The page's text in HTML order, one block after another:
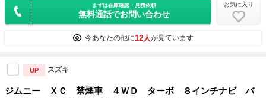
まずは在庫確認・見積依頼
無料通話でお問い合わせ
お気に入り
今あなたの他に12人が見ています
UP スズキ
ジムニー ＸＣ 禁煙車 ４ＷＤ ターボ ８インチナビ バ